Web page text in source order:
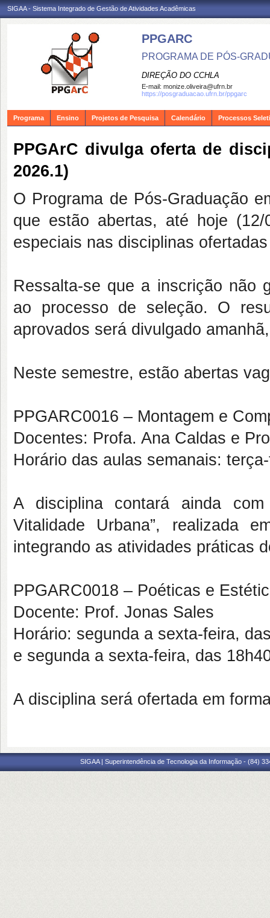
SIGAA - Sistema Integrado de Gestão de Atividades Acadêmicas
PPGARC
PROGRAMA DE PÓS-
DIREÇÃO DO CCHLA
E-mail: monize.oliveira@ufrn.br
https://posgraduacao.ufrn.br/ppgarc
Programa Ensino Projetos de Pesquisa Calendário Processos
PPGArC divulga oferta de
2026.1)
O Programa de Pós-Graduação
que estão abertas, até hoje
especiais nas disciplinas
Ressalta-se que a inscrição não
ao processo de seleção. O
aprovados será divulgado
Neste semestre, estão abertas
PPGARC0016 – Montagem e
Docentes: Profa. Ana Caldas e
Horário das aulas semanais:
A disciplina contará ainda
Vitalidade Urbana”, realizada
integrando as atividades práticas
PPGARC0018 – Poéticas e
Docente: Prof. Jonas Sales
Horário: segunda a sexta-feira,
e segunda a sexta-feira, das
A disciplina será ofertada em
SIGAA | Superintendência de Tecnologia da Informação - (84)